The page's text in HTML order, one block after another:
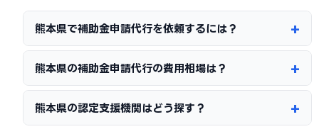
熊本県で補助金申請代行を依頼するには？
熊本県の補助金申請代行の費用相場は？
熊本県の認定支援機関はどう探す？